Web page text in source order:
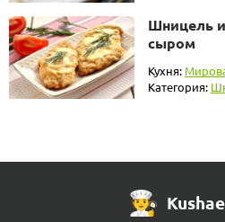
Шницель
сыром
Кухня:
Категория: